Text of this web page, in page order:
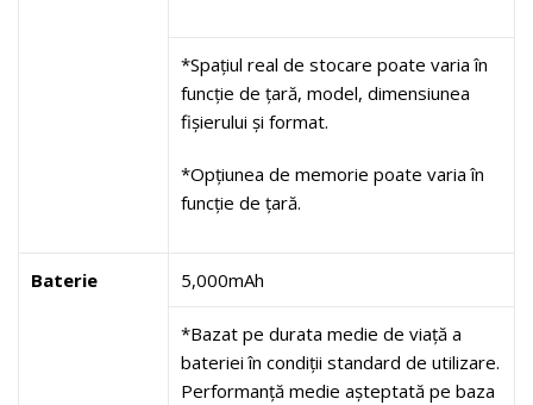
*Spațiul real de stocare poate varia în
funcție de țară, model, dimensiunea
fișierului și format.
*Opțiunea de memorie poate varia în
funcție de țară.
Baterie 5,000mAh
*Bazat pe durata medie de viață a
bateriei în condiții standard de utilizare.
Performanță medie așteptată pe baza